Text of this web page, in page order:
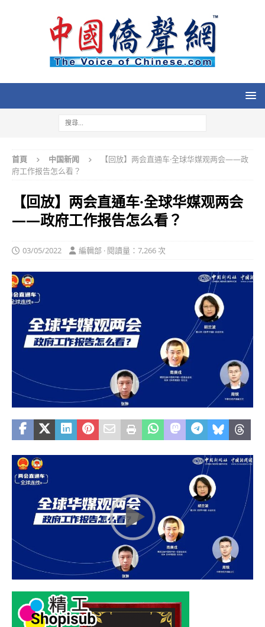
首頁 中国新闻
【回放】两会直通车·全球华媒观两会——政
府工作报告怎么看？
【回放】两会直通车·全球华媒观两会
——政府工作报告怎么看？
03/05/2022 編輯部 · 閱讀量：7,266 次